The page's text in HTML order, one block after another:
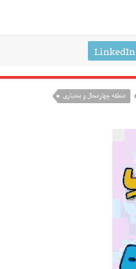
LinkedIn
منطقه چهارمحال و بختیاری